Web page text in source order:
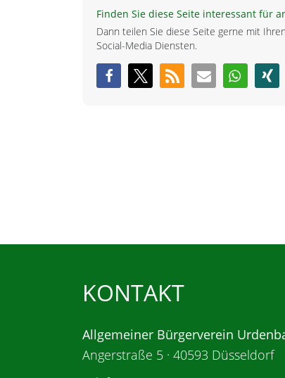
Finden Sie diese Seite interessant für
Dann teilen Sie diese Seite gerne mit
Social-Media Diensten.
KONTAKT
Allgemeiner Bürgerverein
Angerstraße 5 · 40593 Düsseldorf